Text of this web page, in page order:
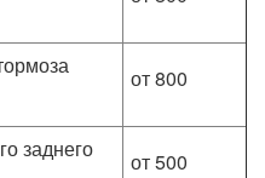
от 800
заднего
от 500